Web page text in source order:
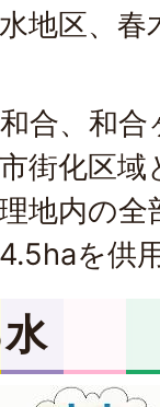
地区、
合、和
街化区
地内の
を供